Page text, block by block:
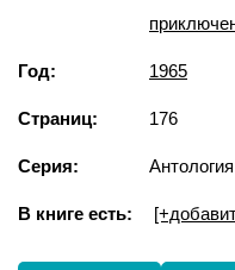
Год: 1965
Страниц: 176
Серия:
В книге есть: